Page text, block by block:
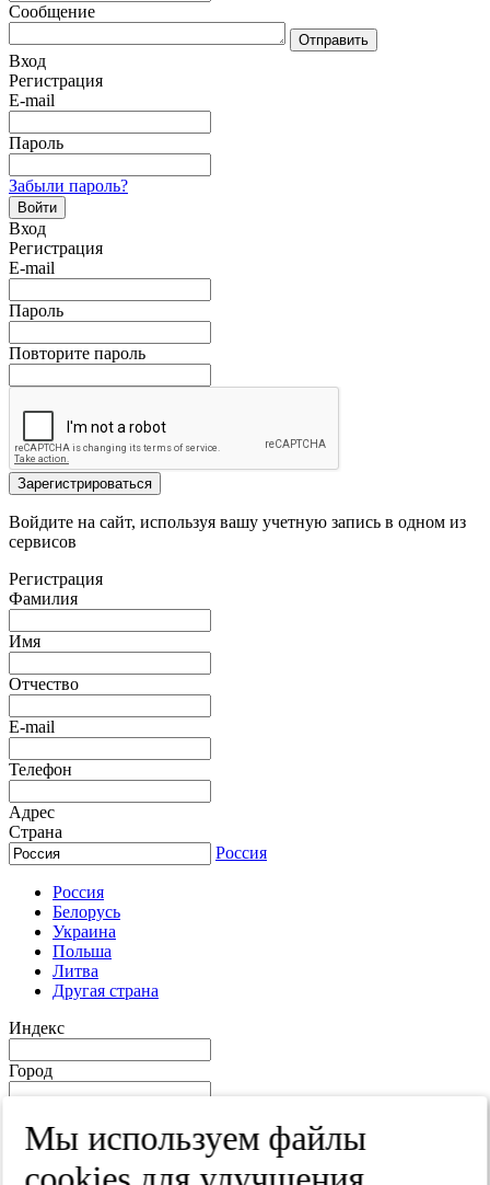
Сообщение
Отправить
Вход
Регистрация
E-mail
Пароль
Забыли пароль?
Войти
Вход
Регистрация
E-mail
Пароль
Повторите пароль
Зарегистрироваться
Войдите на сайт, используя вашу учетную запись в одном из
сервисов
Регистрация
Фамилия
Имя
Отчество
E-mail
Телефон
Адрес
Страна
Россия
Россия
Белорусь
Украина
Польша
Литва
Другая страна
Индекс
Город
Улица
Мы используем файлы